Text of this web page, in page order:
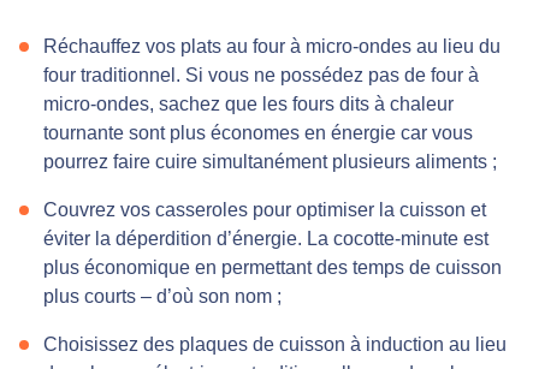
Réchauffez vos plats au four à micro-ondes au lieu du
four traditionnel. Si vous ne possédez pas de four à
micro-ondes, sachez que les fours dits à chaleur
tournante sont plus économes en énergie car vous
pourrez faire cuire simultanément plusieurs aliments ;
Couvrez vos casseroles pour optimiser la cuisson et
éviter la déperdition d’énergie. La cocotte-minute est
plus économique en permettant des temps de cuisson
plus courts – d’où son nom ;
Choisissez des plaques de cuisson à induction au lieu